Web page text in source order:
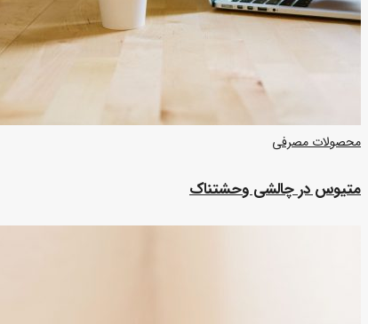
محصولات مصرفی
متیوس در چالشی وحشتناک